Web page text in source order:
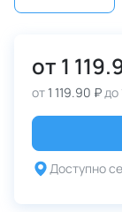
от 1
от1 119.90 ₽до
Доступно